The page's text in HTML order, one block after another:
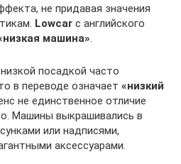
не придавая значения
Lowcar с английского
машина»
посадкой часто
в переводе означает «низкий
не единственное отличие
Машины выкрашивались в
или надписями,
аксессуарами.